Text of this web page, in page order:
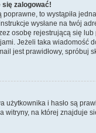
się zalogować!
to wystąpiła
wysłane na twój
osobę rejestrującą się
Jeżeli taka wiadomość
jest prawidłowy, spróbuj
i hasło są
na której znajduje